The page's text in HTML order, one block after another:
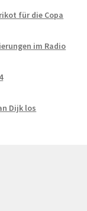
für die Copa
im Radio
Dijk los